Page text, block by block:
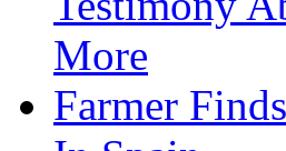
More
Farmer